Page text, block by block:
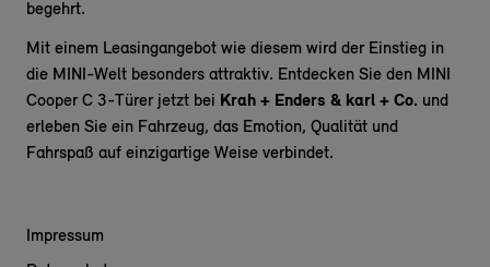
begehrt.
Mit einem Leasingangebot wie diesem wird der Einstieg in
die MINI-Welt besonders attraktiv. Entdecken Sie den MINI
Cooper C 3-Türer jetzt bei Krah + Enders & karl + Co. und
erleben Sie ein Fahrzeug, das Emotion, Qualität und
Fahrspaß auf einzigartige Weise verbindet.
Impressum